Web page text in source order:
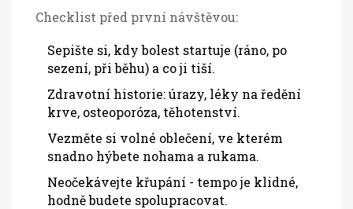
Checklist před první návštěvou:
Sepište si, kdy bolest startuje (ráno, po
sezení, při běhu) a co ji tiší.
Zdravotní historie: úrazy, léky na ředění
krve, osteoporóza, těhotenství.
Vezměte si volné oblečení, ve kterém
snadno hýbete nohama a rukama.
Neočekávejte křupání - tempo je klidné,
hodně budete spolupracovat.